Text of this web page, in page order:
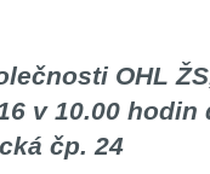
OHL
v 10.00
čp. 24